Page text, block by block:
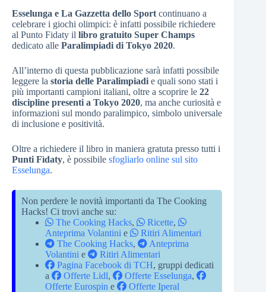
Esselunga e La Gazzetta dello Sport continuano a
celebrare i giochi olimpici: è infatti possibile richiedere
al Punto Fidaty il libro gratuito Super Champs
dedicato alle Paralimpiadi di Tokyo 2020.
All’interno di questa pubblicazione sarà infatti possibile
leggere la storia delle Paralimpiadi e quali sono stati i
più importanti campioni italiani, oltre a scoprire le 22
discipline presenti a Tokyo 2020, ma anche curiosità e
informazioni sul mondo paralimpico, simbolo universale
di inclusione e positività.
Oltre a richiedere il libro in maniera gratuta presso tutti i
Punti Fìdaty, è possibile sfogliarlo online sul sito
Esselunga.
Non perdere le novità importanti da The Cooking
Hacks! Ci trovi anche su:
The Cooking Hacks, Ricette,
Anteprima Volantini e
Ritiri Alimentari
The Cooking Hacks,
Anteprima
Volantini e
Ritiri Alimentari
Pagina Facebook di TCH, gruppi dedicati
a
Offerte Lidl, Offerte Esselunga,
Offerte Eurospin e Offerte Iperal